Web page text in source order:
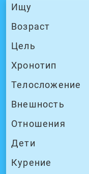
Ищу
Возраст
Цель
Хронотип
Телосложение
Внешность
Отношения
Дети
Курение